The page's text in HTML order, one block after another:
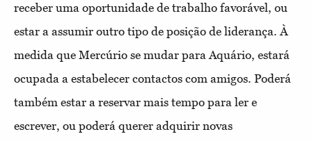
receber uma oportunidade de trabalho favorável, ou
estar a assumir outro tipo de posição de liderança. À
medida que Mercúrio se mudar para Aquário, estará
ocupada a estabelecer contactos com amigos. Poderá
também estar a reservar mais tempo para ler e
escrever, ou poderá querer adquirir novas